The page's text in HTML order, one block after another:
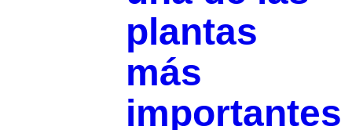
plantas
más
importantes